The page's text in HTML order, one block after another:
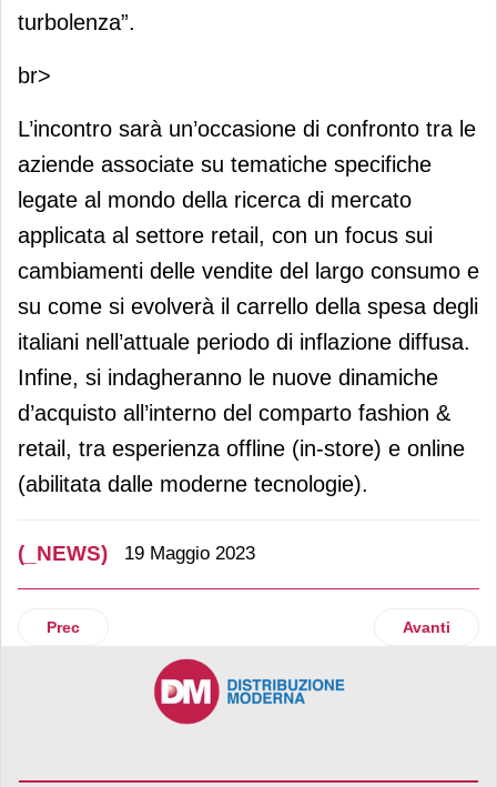
turbolenza”.
br>
L’incontro sarà un’occasione di confronto tra le
aziende associate su tematiche specifiche
legate al mondo della ricerca di mercato
applicata al settore retail, con un focus sui
cambiamenti delle vendite del largo consumo e
su come si evolverà il carrello della spesa degli
italiani nell’attuale periodo di inflazione diffusa.
Infine, si indagheranno le nuove dinamiche
d’acquisto all’interno del comparto fashion &
retail, tra esperienza offline (in-store) e online
(abilitata dalle moderne tecnologie).
(_NEWS) 19 Maggio 2023
Articolo precedente: Grano duro: nel 2023 attesi oltre 4
Prec Articolo
Avanti